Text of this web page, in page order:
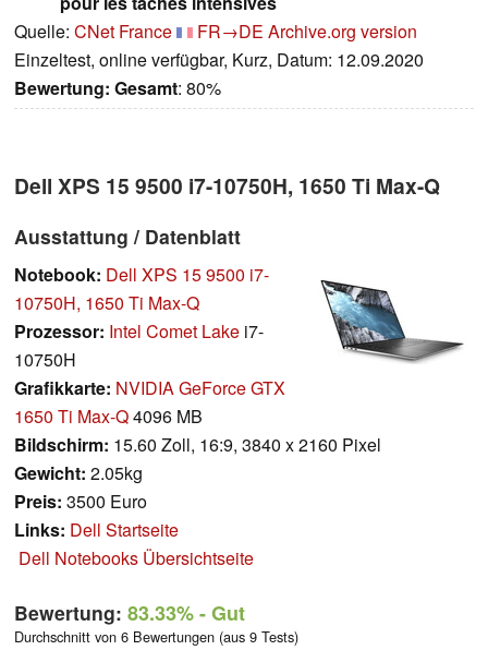
Quelle: CNet France FR→DE Archive.org version
Einzeltest, online verfügbar, Kurz, Datum: 12.09.2020
Bewertung: Gesamt: 80%
Dell XPS 15 9500 i7-10750H, 1650 Ti Max-Q
Ausstattung / Datenblatt
Notebook: Dell XPS 15 9500 i7-
10750H, 1650 Ti Max-Q
Prozessor: Intel Comet Lake i7-
10750H
Grafikkarte: NVIDIA GeForce GTX
1650 Ti Max-Q4096 MB
Bildschirm: 15.60 Zoll, 16:9, 3840 x 2160 Pixel
Gewicht: 2.05kg
Preis: 3500 Euro
Links: Dell Startseite
Dell Notebooks Übersichtseite
Bewertung: 83.33%- Gut
Durchschnitt von 6 Bewertungen (aus 9 Tests)